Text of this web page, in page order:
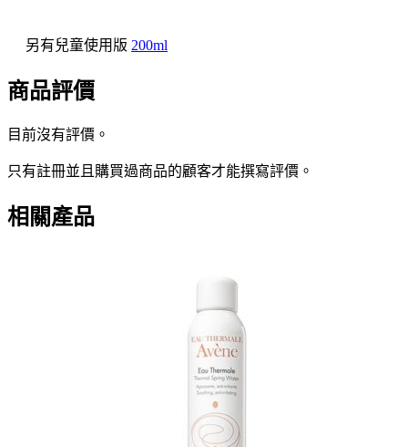
另有兒童使用版 200ml
商品評價
目前沒有評價。
只有註冊並且購買過商品的顧客才能撰寫評價。
相關產品